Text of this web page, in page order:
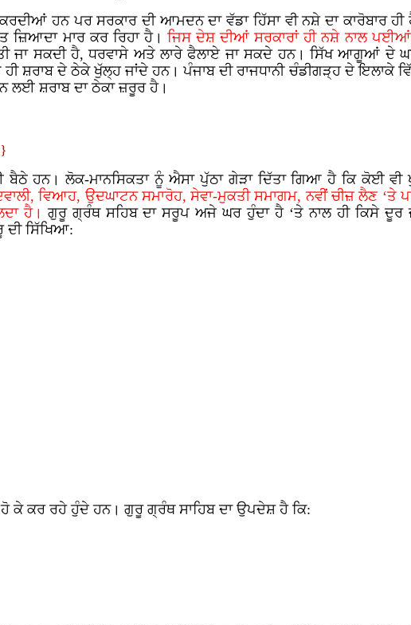
ਹਨ ਪਰ ਸਰਕਾਰ ਦੀ ਆਮਦਨ ਦਾ ਵੱਡਾ ਹਿੱਸਾ ਵੀ ਨਸ਼ੇ ਦਾ ਕਾਰੋਬਾਰ
ਜ਼ਿਆਦਾ ਮਾਰ ਕਰ ਰਿਹਾ ਹੈ। ਜਿਸ ਦੇਸ਼ ਦੀਆਂ ਸਰਕਾਰਾਂ ਹੀ ਨਸ਼ੇ ਨਾਲ
ਜਾ ਸਕਦੀ ਹੈ, ਧਰਵਾਸੇ ਅਤੇ ਲਾਰੇ ਫੈਲਾਏ ਜਾ ਸਕਦੇ ਹਨ। ਸਿੱਖ ਆਗੂਆਂ ਦੇ
ਸ਼ਰਾਬ ਦੇ ਠੇਕੇ ਖੁੱਲ੍ਹ ਜਾਂਦੇ ਹਨ। ਪੰਜਾਬ ਦੀ ਰਾਜਧਾਨੀ ਚੰਡੀਗੜ੍ਹ ਦੇ ਇਲਾਕੇ
ਲਈ ਸ਼ਰਾਬ ਦਾ ਠੇਕਾ ਜ਼ਰੂਰ ਹੈ।
ਹਨ। ਲੋਕ-ਮਾਨਸਿਕਤਾ ਨੂੰ ਐਸਾ ਪੁੱਠਾ ਗੇੜਾ ਦਿੱਤਾ ਗਿਆ ਹੈ ਕਿ ਕੋਈ ਵੀ
ਵਿਆਹ, ਉਦਘਾਟਨ ਸਮਾਰੋਹ, ਸੇਵਾ-ਮੁਕਤੀ ਸਮਾਗਮ, ਨਵੀਂ ਚੀਜ਼ ਲੈਣ ‘ਤੇ
ਹੈ। ਗੁਰੂ ਗ੍ਰੰਥ ਸਹਿਬ ਦਾ ਸਰੂਪ ਅਜੇ ਘਰ ਹੁੰਦਾ ਹੈ ‘ਤੇ ਨਾਲ ਹੀ ਕਿਸੇ ਦੂਰ
ਦੀ ਸਿੱਖਿਆ:
ਕਰ ਰਹੇ ਹੁੰਦੇ ਹਨ। ਗੁਰੂ ਗ੍ਰੰਥ ਸਾਹਿਬ ਦਾ ਉਪਦੇਸ਼ ਹੈ ਕਿ: